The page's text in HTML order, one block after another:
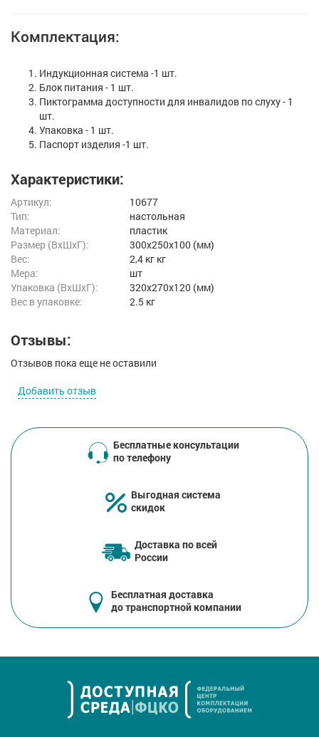
Комплектация:
Индукционная система -1 шт.
Блок питания - 1 шт.
Пиктограмма доступности для инвалидов по слуху - 1
шт.
Упаковка - 1 шт.
Паспорт изделия -1 шт.
Характеристики:
Артикул:
10677
Тип:
настольная
Материал:
пластик
Размер (ВxШxГ):
300x250x100 (мм)
Вес:
2,4 кг кг
Мера:
шт
Упаковка (ВхШхГ):
320x270x120 (мм)
Вес в упаковке:
2.5 кг
Отзывы:
Отзывов пока еще не оставили
Добавить отзыв
Бесплатные консультации
по телефону
Выгодная система
скидок
Доставка по всей
России
Бесплатная доставка
до транспортной компании